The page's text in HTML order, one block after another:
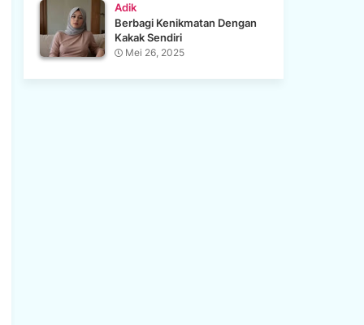
Adik
Berbagi Kenikmatan Dengan
Kakak Sendiri
Mei 26, 2025